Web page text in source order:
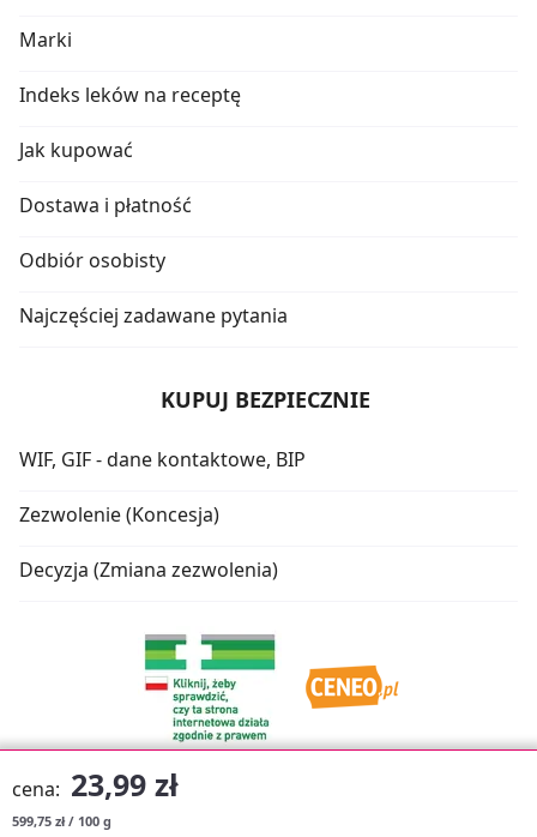
cena: 23,99 zł
599,75 zł / 100 g
Marki
Indeks leków na receptę
Jak kupować
Dostawa i płatność
Odbiór osobisty
Najczęściej zadawane pytania
KUPUJ BEZPIECZNIE
WIF, GIF - dane kontaktowe, BIP
Zezwolenie (Koncesja)
Decyzja (Zmiana zezwolenia)